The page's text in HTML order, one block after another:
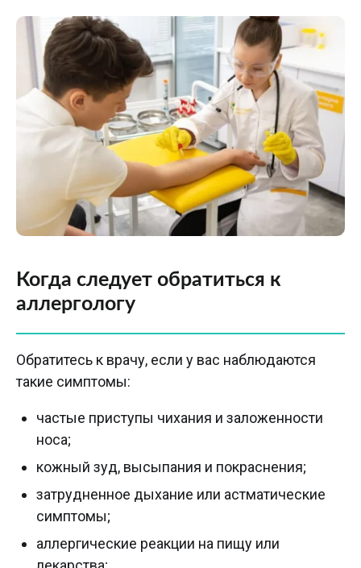
Когда следует обратиться к
аллергологу
Обратитесь к врачу, если у вас наблюдаются
такие симптомы:
частые приступы чихания и заложенности
носа;
кожный зуд, высыпания и покраснения;
затрудненное дыхание или астматические
симптомы;
аллергические реакции на пищу или